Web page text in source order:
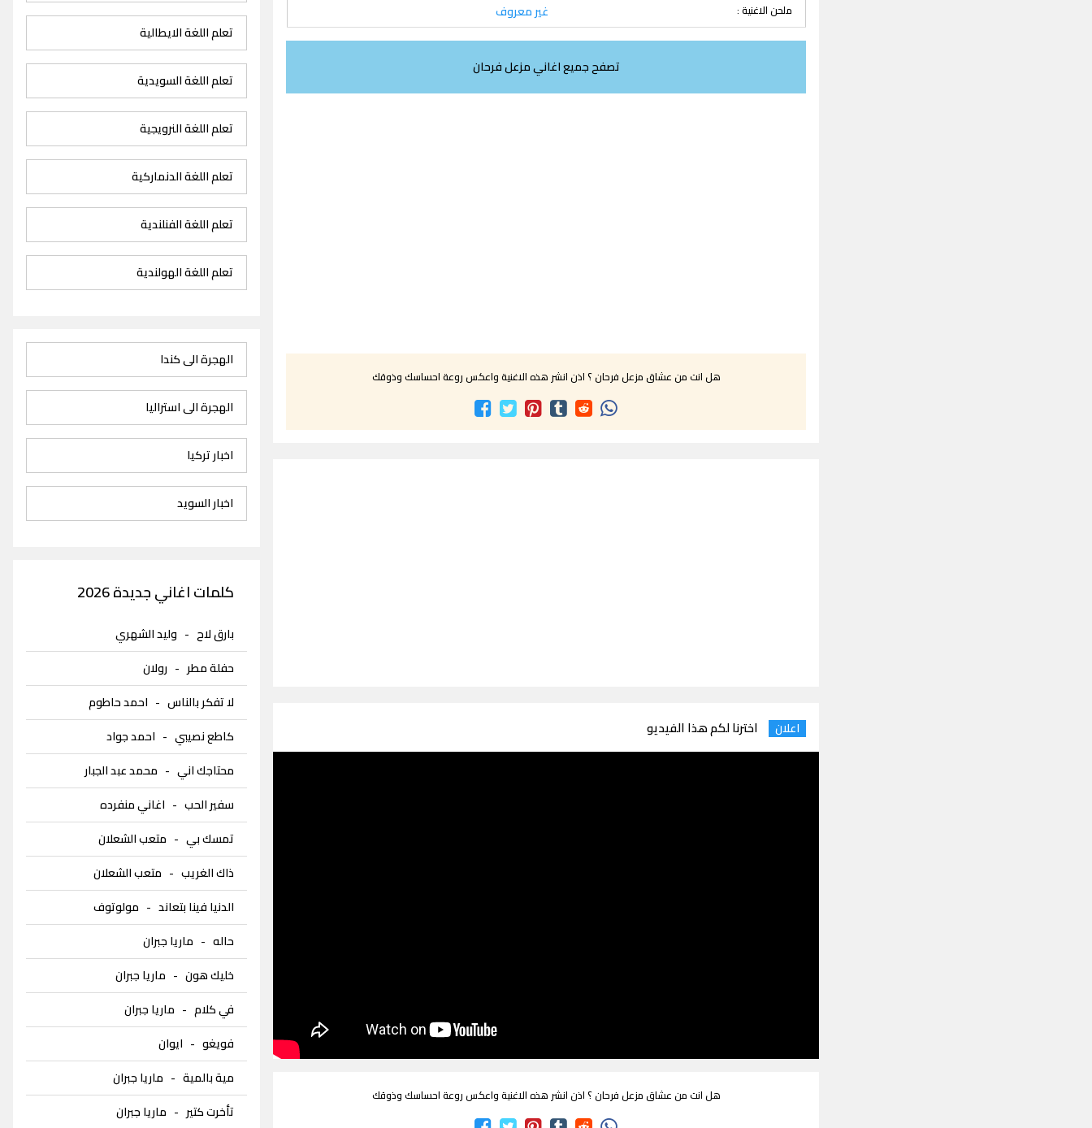
ملحن الاغنية : غير معروف
تصفح جميع اغاني مزعل فرحان
هل انت من عشاق مزعل فرحان ؟ اذن انشر هذه الاغنية واعكس روعة احساسك وذوقك
اعلان اخترنا لكم هذا الفيديو
هل انت من عشاق مزعل فرحان ؟ اذن انشر هذه الاغنية واعكس روعة احساسك وذوقك
تعلم اللغة الايطالية
تعلم اللغة السويدية
تعلم اللغة النرويجية
تعلم اللغة الدنماركية
تعلم اللغة الفنلندية
تعلم اللغة الهولندية
الهجرة الى كندا
الهجرة الى استراليا
اخبار تركيا
اخبار السويد
كلمات اغاني جديدة 2026
بارق لاح- وليد الشهري
حفلة مطر - رولان
لا تفكر بالناس- احمد حاطوم
كاطع نصيبي- احمد جواد
محتاجك اني- محمد عبد الجبار
سفير الحب- اغاني منفرده
تمسك بي- متعب الشعلان
ذاك الغريب- متعب الشعلان
الدنيا فينا بتعاند- مولوتوف
حاله- ماريا جبران
خليك هون- ماريا جبران
في كلام- ماريا جبران
فويغو- ايوان
مية بالمية- ماريا جبران
تأخرت كتير - ماريا جبران